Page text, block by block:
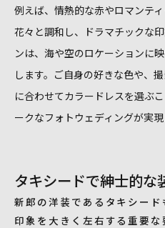
例えば、情熱的な赤やロマンテ
花々と調和し、ドラマチックな
ンは、海や空のロケーションに
します。ご自身の好きな色や、
に合わせてカラードレスを選ぶ
ークなフォトウェディングが実現
タキシードで紳士的な
新郎の洋装であるタキシー
印象を大きく左右する重要な